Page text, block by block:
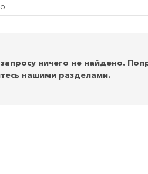
ничего не найдено.
нашими разделами.